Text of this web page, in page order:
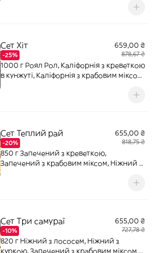
Соєвий соус – 80 мл (2 шт). Імбир – 20 г.
Сет Хіт
-25%
659,00 ₴
878,67 ₴
1000 г Роял Рол, Каліфорнія з креветкою
в кунжуті, Каліфорнія з крабовим міксом
- 80 мл (2 шт). Імбир - 20 г. Васабі - 10 г.
Сет Теплий рай
-20%
655,00 ₴
818,75 ₴
850 г Запечений з креветкою,
Запечений з крабовим міксом, Ніжний з
Сет Три самураї
-10%
655,00 ₴
727,78 ₴
820 г Ніжний з лососем, Ніжний з
куркою, Запечений з крабовим міксом.